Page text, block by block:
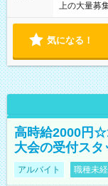
上の大量募
気になる！
高時給2000円
大会の受付ス
アルバイト 職種未